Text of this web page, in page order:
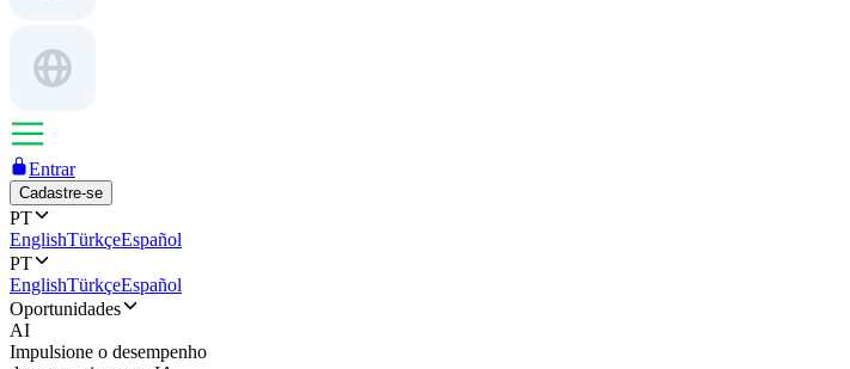
Entrar
Cadastre-se
PT
EnglishTürkçeEspañol
PT
EnglishTürkçeEspañol
Oportunidades
AI
Impulsione o desempenho